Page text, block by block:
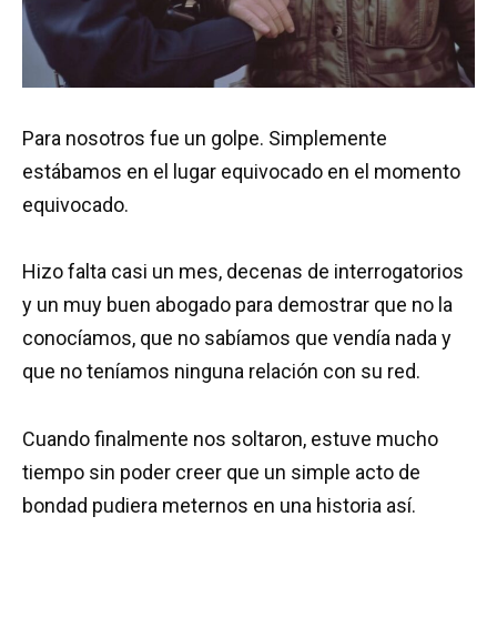
Para nosotros fue un golpe. Simplemente
estábamos en el lugar equivocado en el momento
equivocado.
Hizo falta casi un mes, decenas de interrogatorios
y un muy buen abogado para demostrar que no la
conocíamos, que no sabíamos que vendía nada y
que no teníamos ninguna relación con su red.
Cuando finalmente nos soltaron, estuve mucho
tiempo sin poder creer que un simple acto de
bondad pudiera meternos en una historia así.